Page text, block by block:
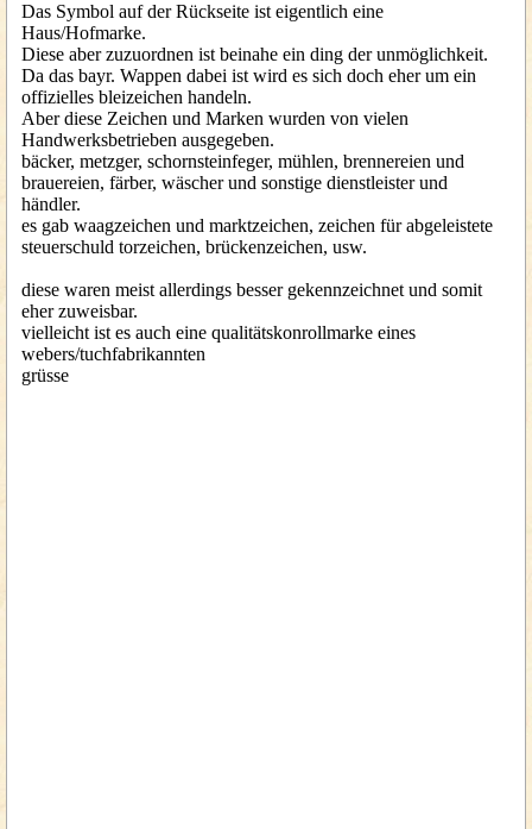
Das Symbol auf der Rückseite ist eigentlich eine
Haus/Hofmarke.
Diese aber zuzuordnen ist beinahe ein ding der unmöglichkeit.
Da das bayr. Wappen dabei ist wird es sich doch eher um ein
offizielles bleizeichen handeln.
Aber diese Zeichen und Marken wurden von vielen
Handwerksbetrieben ausgegeben.
bäcker, metzger, schornsteinfeger, mühlen, brennereien und
brauereien, färber, wäscher und sonstige dienstleister und
händler.
es gab waagzeichen und marktzeichen, zeichen für abgeleistete
steuerschuld torzeichen, brückenzeichen, usw.
diese waren meist allerdings besser gekennzeichnet und somit
eher zuweisbar.
vielleicht ist es auch eine qualitätskonrollmarke eines
webers/tuchfabrikannten
grüsse